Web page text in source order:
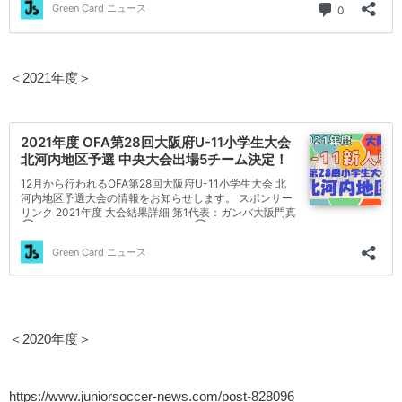
＜2021年度＞
＜2020年度＞
https://www.juniorsoccer-news.com/post-828096